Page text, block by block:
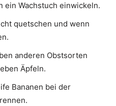
ein Wachstuch einwickeln.
quetschen und wenn
anderen Obstsorten
Äpfeln.
Bananen bei der